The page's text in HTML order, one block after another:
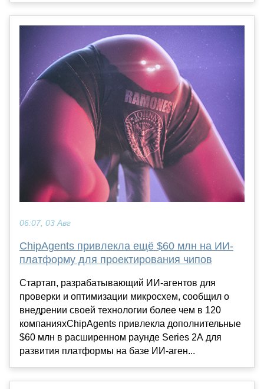
06:07, 03 Авг
ChipAgents привлекла ещё $60 млн на ИИ-
платформу для проектирования чипов
Стартап, разрабатывающий ИИ-агентов для
проверки и оптимизации микросхем, сообщил о
внедрении своей технологии более чем в 120
компанияхChipAgents привлекла дополнительные
$60 млн в расширенном раунде Series 2A для
развития платформы на базе ИИ-аген...